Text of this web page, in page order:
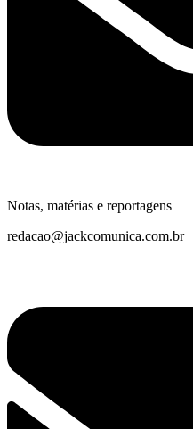
Notas, matérias e reportagens
redacao@jackcomunica.com.br